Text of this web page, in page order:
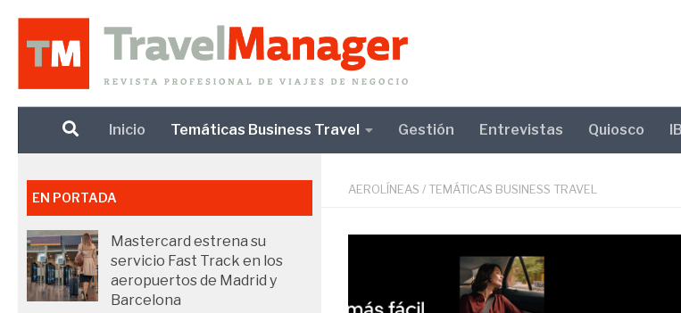
Debajo del contenido
Inicio Temáticas Business Travel Gestión Entrevistas Quiosco
AEROLÍNEAS / TEMÁTICAS BUSINESS TRAVEL
EN PORTADA
Mastercard estrena su
servicio Fast Track en los
aeropuertos de Madrid y
Barcelona